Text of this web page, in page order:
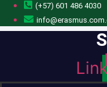
(+57) 601 486 4030